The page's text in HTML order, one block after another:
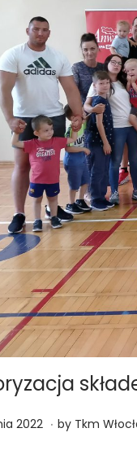
2022 2. by Tkm